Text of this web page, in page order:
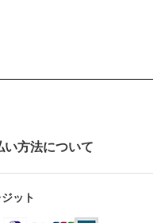
い方法について
ット